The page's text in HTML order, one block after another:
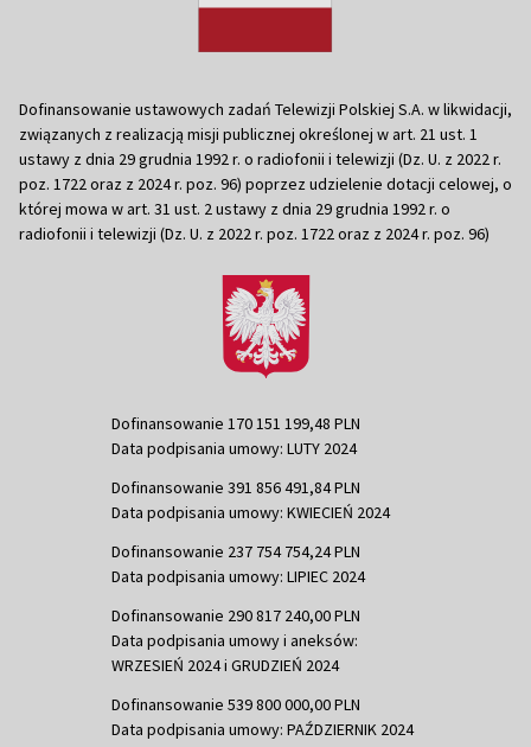
Dofinansowanie ustawowych zadań Telewizji Polskiej S.A. w likwidacji,
związanych z realizacją misji publicznej określonej w art. 21 ust. 1
ustawy z dnia 29 grudnia 1992 r. o radiofonii i telewizji (Dz. U. z 2022 r.
poz. 1722 oraz z 2024 r. poz. 96) poprzez udzielenie dotacji celowej, o
której mowa w art. 31 ust. 2 ustawy z dnia 29 grudnia 1992 r. o
radiofonii i telewizji (Dz. U. z 2022 r. poz. 1722 oraz z 2024 r. poz. 96)
Dofinansowanie 170 151 199,48 PLN
Data podpisania umowy: LUTY 2024
Dofinansowanie 391 856 491,84 PLN
Data podpisania umowy: KWIECIEŃ 2024
Dofinansowanie 237 754 754,24 PLN
Data podpisania umowy: LIPIEC 2024
Dofinansowanie 290 817 240,00 PLN
Data podpisania umowy i aneksów:
WRZESIEŃ 2024 i GRUDZIEŃ 2024
Dofinansowanie 539 800 000,00 PLN
Data podpisania umowy: PAŹDZIERNIK 2024